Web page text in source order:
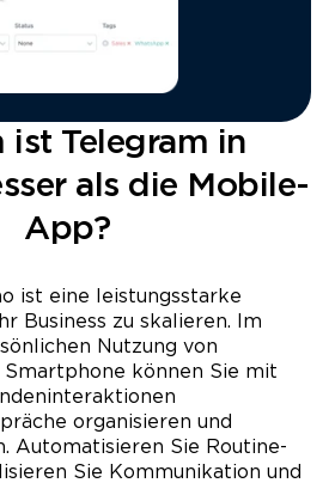
ist Telegram in
als die Mobile-
App?
ist eine leistungsstarke
Business zu skalieren. Im
Nutzung von
Smartphone können Sie mit
organisieren und
Automatisieren Sie Routine­
Sie Kommunikation und